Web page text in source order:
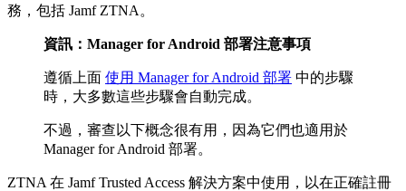
務，包括 Jamf ZTNA。
資訊：Manager for Android 部署注意事項
遵循上面 使用 Manager for Android 部署 中的步驟
時，大多數這些步驟會自動完成。
不過，審查以下概念很有用，因為它們也適用於
Manager for Android 部署。
ZTNA 在 Jamf Trusted Access 解決方案中使用，以在正確註冊